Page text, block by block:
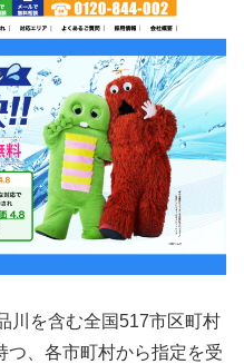
川を含む全国517市区町村
つ、各市町村から指定を受